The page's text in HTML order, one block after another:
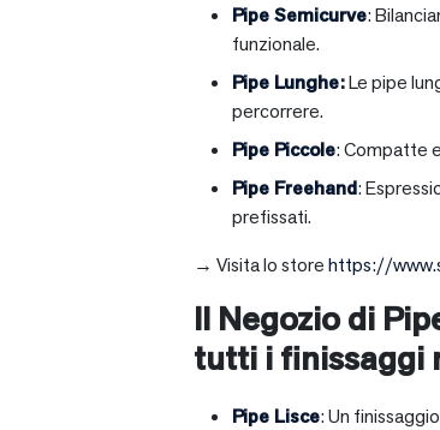
Pipe Semicurve:
funzionale.
Pipe Lunghe:Le pipe
percorrere.
Pipe Piccole: Compatte
Pipe Freehand:
prefissati.
→ Visita lo storehttps://
Il Negozio di
tutti i finissaggi
Pipe Lisce: Un